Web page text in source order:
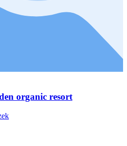
organic resort